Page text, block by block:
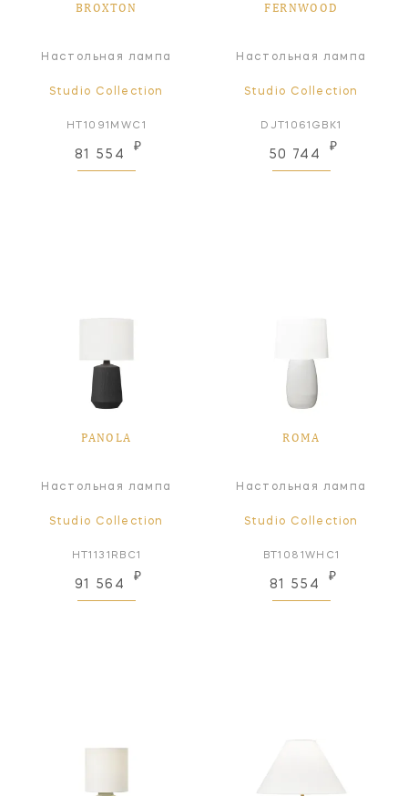
BROXTON
Настольная лампа
Studio Collection
HT1091MWC1
81 554
₽
FERNWOOD
Настольная лампа
Studio Collection
DJT1061GBK1
50 744
₽
PANOLA
Настольная лампа
Studio Collection
HT1131RBC1
91 564
₽
ROMA
Настольная лампа
Studio Collection
BT1081WHC1
81 554
₽